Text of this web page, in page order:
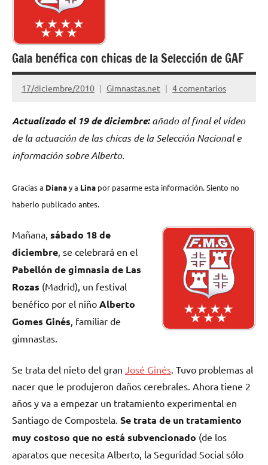
Gala benéfica con chicas de la Selección de GAF
17/diciembre/2010 Gimnastas.net 4 comentarios
Actualizado el 19 de diciembre:añado al final el vídeo
de la actuación de las chicas de la Selección Nacional e
información sobre Alberto.
Gracias a Dianay a Lina por pasarme esta información. Siento no
haberlo publicado antes.
Mañana, sábado 18 de
diciembre , se celebrará en el
Pabellón de gimnasia de Las
Rozas (Madrid), un festival
benéfico por el niño Alberto
Gomes Ginés , familiar de
gimnastas.
Se trata del nieto del gran José Ginés . Tuvo problemas al
nacer que le produjeron daños cerebrales. Ahora tiene 2
años y va a empezar un tratamiento experimental en
Santiago de Compostela. Se trata de un tratamiento
muy costoso que no está subvencionado (de los
aparatos que necesita Alberto, la Seguridad Social sólo